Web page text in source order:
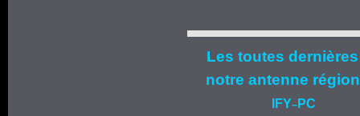
Les toutes
notre antenne
IFY–PC